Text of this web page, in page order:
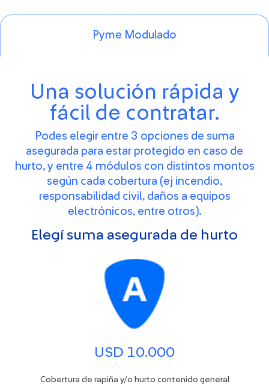
Pyme Modulado
Una solución rápida y
fácil de contratar.
Podes elegir entre 3 opciones de suma
asegurada para estar protegido en caso de
hurto, y entre 4 módulos con distintos montos
según cada cobertura (ej incendio,
responsabilidad civil, daños a equipos
electrónicos, entre otros).
Elegí suma asegurada de hurto
USD 10.000
Cobertura de rapiña y/o hurto contenido general